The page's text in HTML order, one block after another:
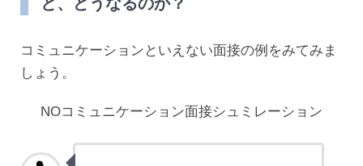
と、どうなるのか？
コミュニケーションといえない面接の例をみてみま
しょう。
NOコミュニケーション面接シュミレーション